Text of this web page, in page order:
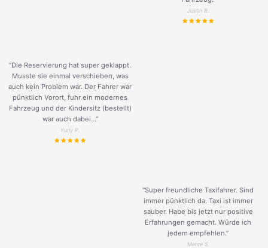
Justin B.
“Die Reservierung hat super geklappt.
Musste sie einmal verschieben, was
auch kein Problem war. Der Fahrer war
pünktlich Vorort, fuhr ein modernes
Fahrzeug und der Kindersitz (bestellt)
war auch dabei...”
Yuriy P.
“Super freundliche Taxifahrer. Sind
immer pünktlich da. Taxi ist immer
sauber. Habe bis jetzt nur positive
Erfahrungen gemacht. Würde ich
jedem empfehlen.”
Merve S.